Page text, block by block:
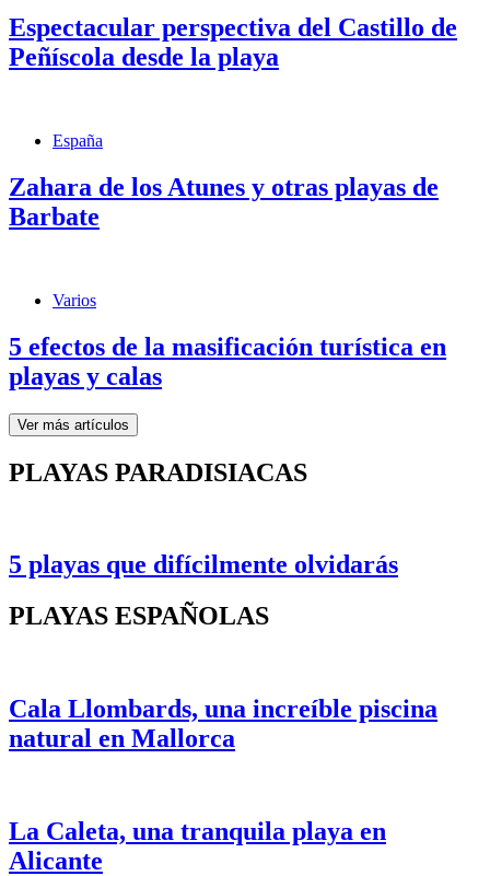
Espectacular perspectiva del Castillo de
Peñíscola desde la playa
España
Zahara de los Atunes y otras playas de
Barbate
Varios
5 efectos de la masificación turística en
playas y calas
Ver más artículos
PLAYAS PARADISIACAS
5 playas que difícilmente olvidarás
PLAYAS ESPAÑOLAS
Cala Llombards, una increíble piscina
natural en Mallorca
La Caleta, una tranquila playa en
Alicante